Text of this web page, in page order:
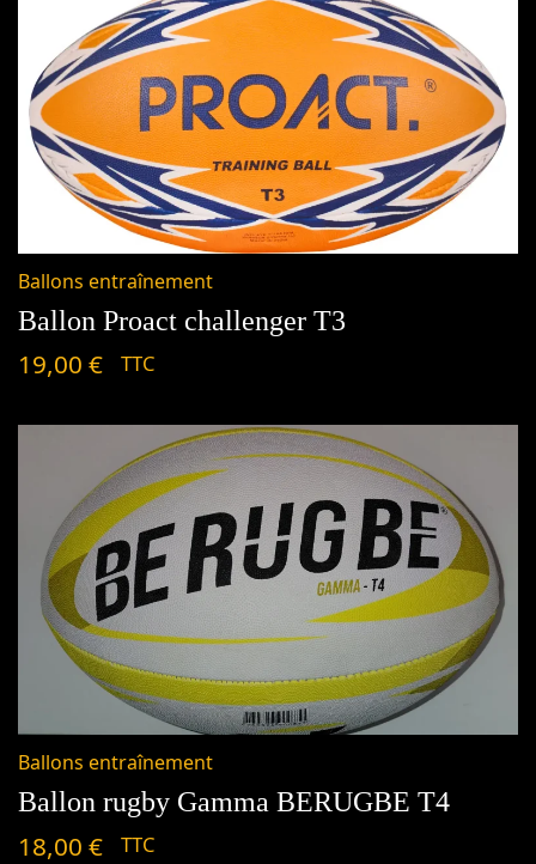
Ballons entraînement
Ballon Proact challenger T3
19,00 € TTC
Ballons entraînement
Ballon rugby Gamma BERUGBE T4
18,00 € TTC